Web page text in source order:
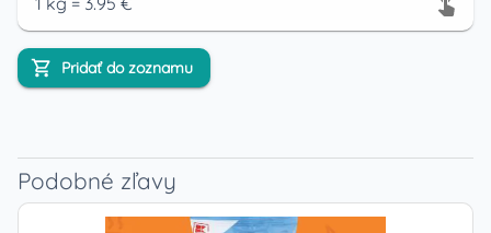
Pridať do zoznamu
Podobné zľavy